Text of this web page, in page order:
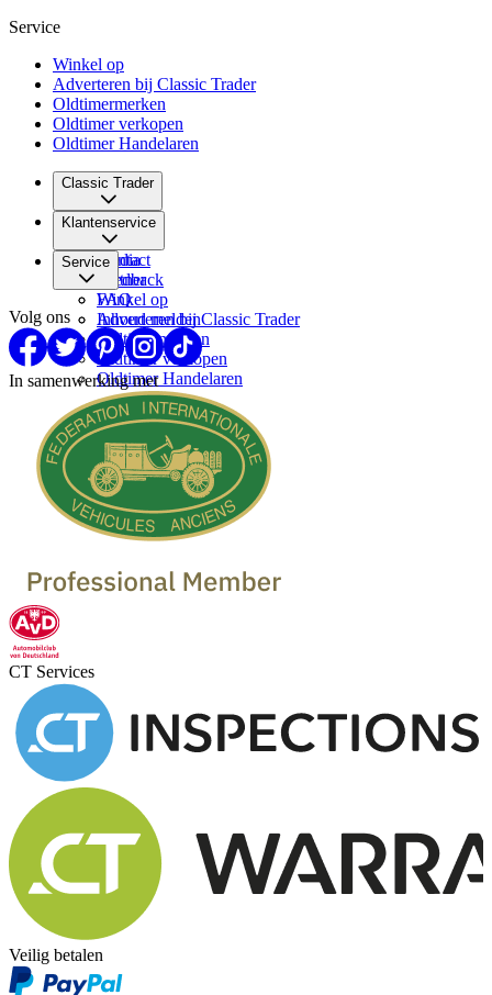
Service
Winkel op
Adverteren bij Classic Trader
Oldtimermerken
Oldtimer verkopen
Oldtimer Handelaren
Classic Trader
Over ons
Vacatures
Media
Partner
Klantenservice
Contact
Feedback
FAQ
Inhoud melden
Service
Winkel op
Adverteren bij Classic Trader
Oldtimermerken
Oldtimer verkopen
Oldtimer Handelaren
Volg ons
In samenwerking met
CT Services
Veilig betalen